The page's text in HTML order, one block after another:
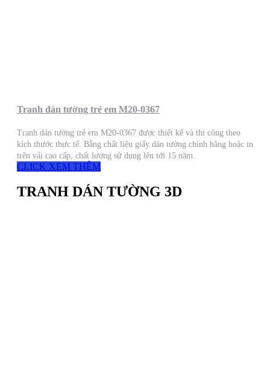
Tranh dán tường trẻ em M20-0367
Tranh dán tường trẻ em M20-0367 được thiết kế và thi công theo
kích thước thực tế. Bằng chất liệu giấy dán tường chính hãng hoặc in
trên vải cao cấp, chất lượng sử dụng lên tới 15 năm.
CLICK XEM THÊM
TRANH DÁN TƯỜNG 3D